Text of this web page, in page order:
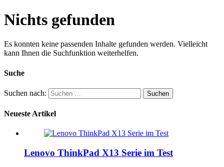
Nichts gefunden
Es konnten keine passenden Inhalte gefunden werden. Vielleicht
kann Ihnen die Suchfunktion weiterhelfen.
Suche
Suchen nach:
Neueste Artikel
Lenovo ThinkPad X13 Serie im Test